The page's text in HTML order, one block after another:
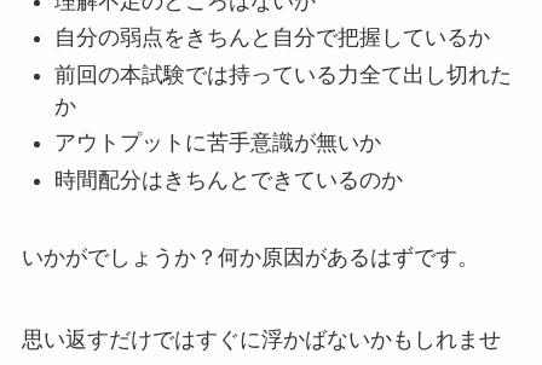
自分の弱点をきちんと自分で把握しているか
前回の本試験では持っている力全て出し切れた
か
アウトプットに苦手意識が無いか
時間配分はきちんとできているのか
いかがでしょうか？何か原因があるはずです。
思い返すだけではすぐに浮かばないかもしれませ